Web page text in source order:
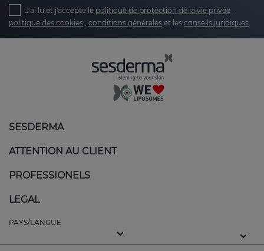
J'ai lu et j'accepte le politique de protection de la vie privée ,
politique des cookies , conditions générales et les conseils juridiques
SESDERMA
ATTENTION AU CLIENT
PROFESSIONELS
LEGAL
PAYS/LANGUE